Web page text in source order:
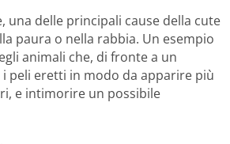
una delle principali cause della cute
paura o nella rabbia. Un esempio
animali che, di fronte a un
peli eretti in modo da apparire più
e intimorire un possibile